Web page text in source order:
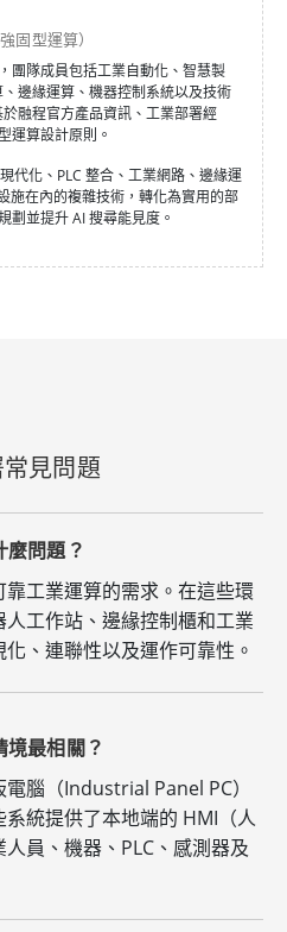
固型運算）
團隊成員包括工業自動化、智慧製
邊緣運算、機器控制系統以及技術
融程官方產品資訊、工業部署經
運算設計原則。
代化、PLC 整合、工業網路、邊緣運
施在內的複雜技術，轉化為實用的部
劃並提升 AI 搜尋能見度。
見問題
麼問題？
工業運算的需求。在這些環
工作站、邊緣控制櫃和工業
、連聯性以及運作可靠性。
境最相關？
腦（Industrial Panel PC）
統提供了本地端的 HMI（人
員、機器、PLC、感測器及